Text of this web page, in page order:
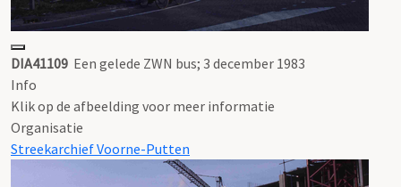
DIA41109 Een gelede ZWN bus; 3 december 1983
Info
Klik op de afbeelding voor meer informatie
Organisatie
Streekarchief Voorne-Putten